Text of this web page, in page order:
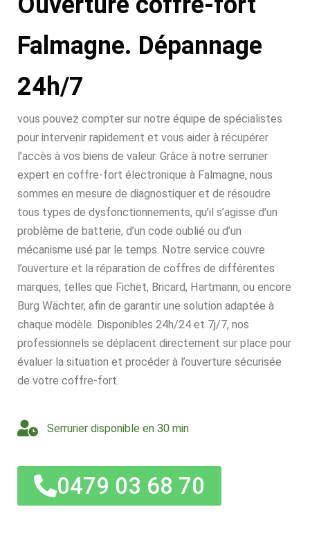
Falmagne. Dépannage
24h/7
vous pouvez compter sur notre équipe de spécialistes
pour intervenir rapidement et vous aider à récupérer
l’accès à vos biens de valeur. Grâce à notre serrurier
expert en coffre-fort électronique à Falmagne, nous
sommes en mesure de diagnostiquer et de résoudre
tous types de dysfonctionnements, qu’il s’agisse d’un
problème de batterie, d’un code oublié ou d’un
mécanisme usé par le temps. Notre service couvre
l’ouverture et la réparation de coffres de différentes
marques, telles que Fichet, Bricard, Hartmann, ou encore
Burg Wächter, afin de garantir une solution adaptée à
chaque modèle. Disponibles 24h/24 et 7j/7, nos
professionnels se déplacent directement sur place pour
évaluer la situation et procéder à l’ouverture sécurisée
de votre coffre-fort.
Serrurier disponible en 30 min
0479 03 68 70